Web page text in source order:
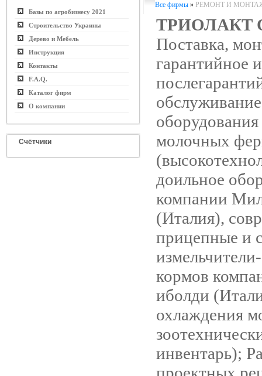
Базы по агробизнесу 2021
Строительство Украины
Дерево и Мебель
Инструкция
Контакты
F.A.Q.
Каталог фирм
О компании
Счётчики
Все фирмы » РЕМОНТ И
ТРИОЛАКТ
Поставка,
гарантийное и
обслуживание
оборудования
молочных
доильное
компании
(Италия),
прицепные и
кормов
иболди
охлаждения
инвентарь);